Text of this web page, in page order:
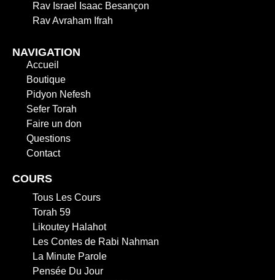
Rav Israel Isaac Besançon
Rav Avraham Ifrah
NAVIGATION
Accueil
Boutique
Pidyon Nefesh
Sefer Torah
Faire un don
Questions
Contact
COURS
Tous Les Cours
Torah 59
Likoutey Halahot
Les Contes de Rabi Nahman
La Minute Parole
Pensée Du Jour